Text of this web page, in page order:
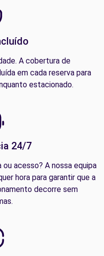
A cobertura de
em cada reserva para
estacionado.
24/7
acesso? A nossa equipa
hora para garantir que a
decorre sem